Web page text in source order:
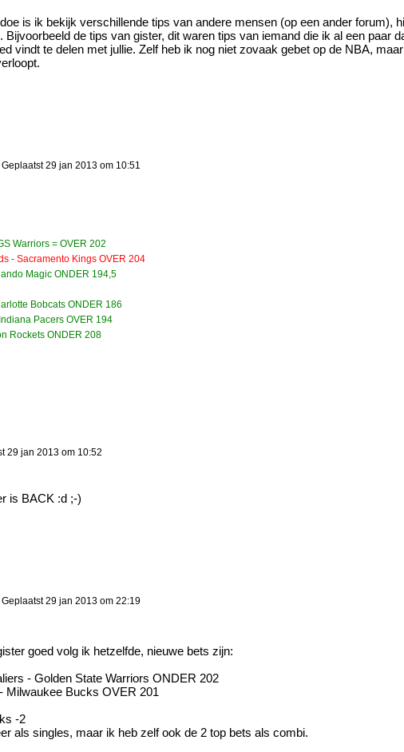
is ik bekijk verschillende tips van andere mensen (op een ander
Bijvoorbeeld de tips van gister, dit waren tips van iemand die ik al een
vindt te delen met jullie. Zelf heb ik nog niet zovaak gebet op de NBA,
Geplaatst 29 jan 2013 om 10:51
Warriors = OVER 202
- Sacramento Kings OVER 204
Magic ONDER 194,5
Bobcats ONDER 186
Pacers OVER 194
Rockets ONDER 208
29 jan 2013 om 10:52
is BACK :d ;-)
Geplaatst 29 jan 2013 om 22:19
goed volg ik hetzelfde, nieuwe bets zijn:
- Golden State Warriors ONDER 202
Milwaukee Bucks OVER 201
-2
als singles, maar ik heb zelf ook de 2 top bets als combi.